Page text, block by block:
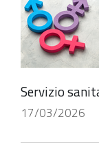
Servizio
17/03/2026